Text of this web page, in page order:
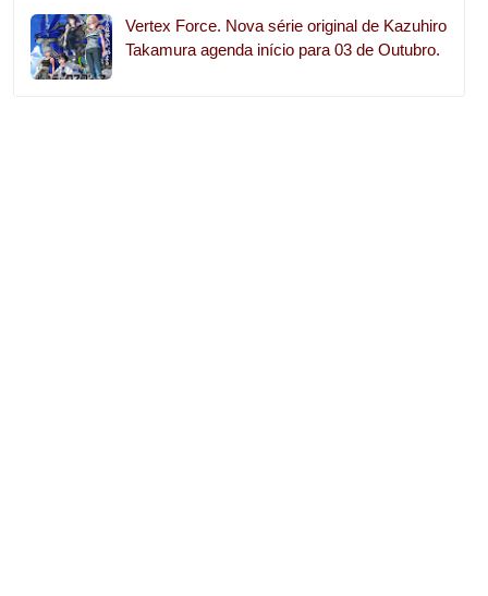
Vertex Force. Nova série original de Kazuhiro
Takamura agenda início para 03 de Outubro.